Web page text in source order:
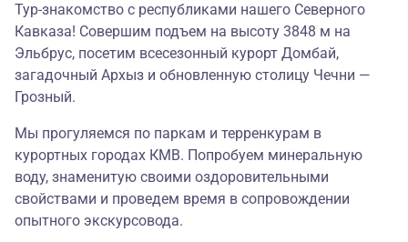
Тур-знакомство с республиками нашего Северного
Кавказа! Совершим подъем на высоту 3848 м на
Эльбрус, посетим всесезонный курорт Домбай,
загадочный Архыз и обновленную столицу Чечни —
Грозный.
Мы прогуляемся по паркам и терренкурам в
курортных городах КМВ. Попробуем минеральную
воду, знаменитую своими оздоровительными
свойствами и проведем время в сопровождении
опытного экскурсовода.